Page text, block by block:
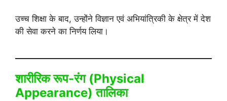
उच्च शिक्षा के बाद, उन्होंने विज्ञान एवं अभियांत्रिकी के क्षेत्र में देश
की सेवा करने का निर्णय लिया।
शारीरिक रूप-रंग (Physical
Appearance) तालिका